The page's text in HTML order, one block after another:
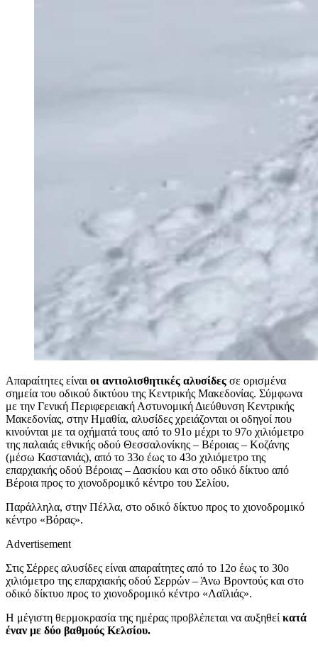
Απαραίτητες είναι οι αντιολισθητικές αλυσίδες σε ορισμένα
σημεία του οδικού δικτύου της Κεντρικής Μακεδονίας. Σύμφωνα
με την Γενική Περιφερειακή Αστυνομική Διεύθυνση Κεντρικής
Μακεδονίας, στην Ημαθία, αλυσίδες χρειάζονται οι οδηγοί που
κινούνται με τα οχήματά τους από το 91ο μέχρι το 97ο χιλιόμετρο
της παλαιάς εθνικής οδού Θεσσαλονίκης – Βέροιας – Κοζάνης
(μέσω Καστανιάς), από το 33ο έως το 43ο χιλιόμετρο της
επαρχιακής οδού Βέροιας – Δασκίου και στο οδικό δίκτυο από
Βέροια προς το χιονοδρομικό κέντρο του Σελίου.
Παράλληλα, στην Πέλλα, στο οδικό δίκτυο προς το χιονοδρομικό
κέντρο «Βόρας».
Advertisement
Στις Σέρρες αλυσίδες είναι απαραίτητες από το 12ο έως το 30ο
χιλιόμετρο της επαρχιακής οδού Σερρών – Άνω Βροντούς και στο
οδικό δίκτυο προς το χιονοδρομικό κέντρο «Λαϊλιάς».
Η μέγιστη θερμοκρασία της ημέρας προβλέπεται να αυξηθεί κατά
έναν με δύο βαθμούς Κελσίου.